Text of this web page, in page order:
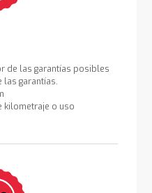
de las garantías posibles
las garantías.
kilometraje o uso